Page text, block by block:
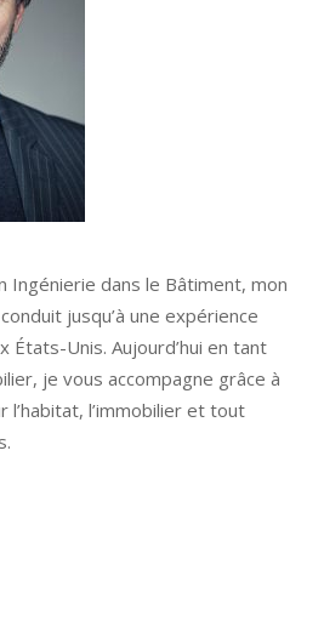
Ingénierie dans le Bâtiment, mon
jusqu’à une expérience
États-Unis. Aujourd’hui en tant
je vous accompagne grâce à
l’habitat, l’immobilier et tout